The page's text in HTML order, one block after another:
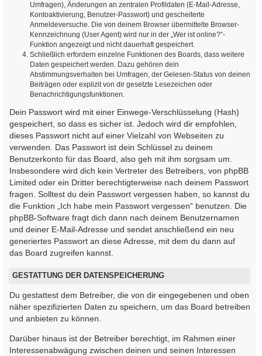
Umfragen), Änderungen an zentralen Profildaten (E-Mail-Adresse,
Kontoaktivierung, Benutzer-Passwort) und gescheiterte
Anmeldeversuche. Die von deinem Browser übermittelte Browser-
Kennzeichnung (User Agent) wird nur in der „Wer ist online?“-
Funktion angezeigt und nicht dauerhaft gespeichert.
Schließlich erfordern einzelne Funktionen des Boards, dass weitere
Daten gespeichert werden. Dazu gehören dein
Abstimmungsverhalten bei Umfragen, der Gelesen-Status von deinen
Beiträgen oder explizit von dir gesetzte Lesezeichen oder
Benachrichtigungsfunktionen.
Dein Passwort wird mit einer Einwege-Verschlüsselung (Hash)
gespeichert, so dass es sicher ist. Jedoch wird dir empfohlen,
dieses Passwort nicht auf einer Vielzahl von Webseiten zu
verwenden. Das Passwort ist dein Schlüssel zu deinem
Benutzerkonto für das Board, also geh mit ihm sorgsam um.
Insbesondere wird dich kein Vertreter des Betreibers, von phpBB
Limited oder ein Dritter berechtigterweise nach deinem Passwort
fragen. Solltest du dein Passwort vergessen haben, so kannst du
die Funktion „Ich habe mein Passwort vergessen“ benutzen. Die
phpBB-Software fragt dich dann nach deinem Benutzernamen
und deiner E-Mail-Adresse und sendet anschließend ein neu
generiertes Passwort an diese Adresse, mit dem du dann auf
das Board zugreifen kannst.
GESTATTUNG DER DATENSPEICHERUNG
Du gestattest dem Betreiber, die von dir eingegebenen und oben
näher spezifizierten Daten zu speichern, um das Board betreiben
und anbieten zu können.
Darüber hinaus ist der Betreiber berechtigt, im Rahmen einer
Interessenabwägung zwischen deinen und seinen Interessen